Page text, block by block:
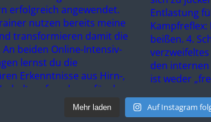
Mehr laden Auf Instagram